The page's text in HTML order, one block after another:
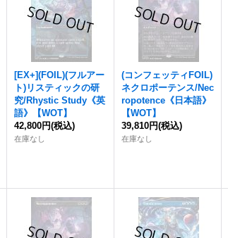
[EX+](FOIL)(フルアー
ト)リスティックの研
究/Rhystic Study《英
語》【WOT】
42,800円(税込)
在庫なし
(コンフェッティFOIL)
ネクロポーテンス/Nec
ropotence《日本語》
【WOT】
39,810円(税込)
在庫なし